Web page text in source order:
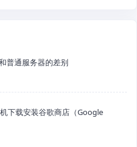
普通服务器的差别
下载安装谷歌商店（Google